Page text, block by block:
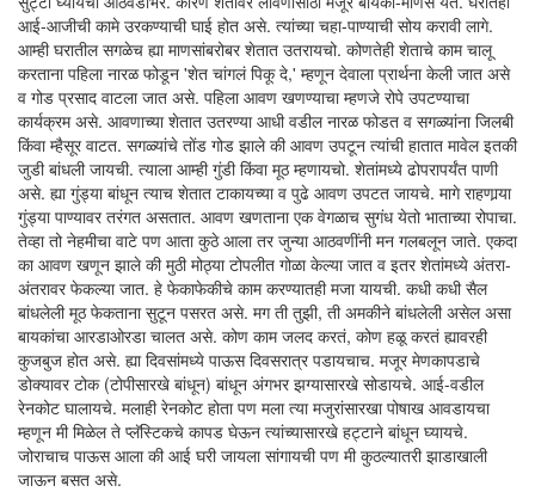
आई-आजीची कामे उरकण्याची घाई होत असे. त्यांच्या चहा-पाण्याची सोय करावी लागे.
आम्ही घरातील सगळेच ह्या माणसांबरोबर शेतात उतरायचो. कोणतेही शेताचे काम चालू
करताना पहिला नारळ फोडून 'शेत चांगलं पिकू दे,' म्हणून देवाला प्रार्थना केली जात असे
व गोड प्रसाद वाटला जात असे. पहिला आवण खणण्याचा म्हणजे रोपे उपटण्याचा
कार्यक्रम असे. आवणाच्या शेतात उतरण्या आधी वडील नारळ फोडत व सगळ्यांना जिलबी
किंवा म्हैसूर वाटत. सगळ्यांचे तोंड गोड झाले की आवण उपटून त्यांची हातात मावेल इतकी
जुडी बांधली जायची. त्याला आम्ही गुंडी किंवा मूठ म्हणायचो. शेतांमध्ये ढोपरापर्यंत पाणी
असे. ह्या गुंड्या बांधून त्याच शेतात टाकायच्या व पुढे आवण उपटत जायचे. मागे राहणार्‍या
गुंड्या पाण्यावर तरंगत असतात. आवण खणताना एक वेगळाच सुगंध येतो भाताच्या रोपाचा.
तेव्हा तो नेहमीचा वाटे पण आता कुठे आला तर जुन्या आठवणींनी मन गलबलून जाते. एकदा
का आवण खणून झाले की मुठी मोठ्या टोपलीत गोळा केल्या जात व इतर शेतांमध्ये अंतरा-
अंतरावर फेकल्या जात. हे फेकाफेकीचे काम करण्यातही मजा यायची. कधी कधी सैल
बांधलेली मूठ फेकताना सुटून पसरत असे. मग ती तुझी, ती अमकीने बांधलेली असेल असा
बायकांचा आरडाओरडा चालत असे. कोण काम जलद करतं, कोण हळू करतं ह्यावरही
कुजबुज होत असे. ह्या दिवसांमध्ये पाऊस दिवसरात्र पडायचाच. मजूर मेणकापडाचे
डोक्यावर टोक (टोपीसारखे बांधून) बांधून अंगभर झग्यासारखे सोडायचे. आई-वडील
रेनकोट घालायचे. मलाही रेनकोट होता पण मला त्या मजुरांसारखा पोषाख आवडायचा
म्हणून मी मिळेल ते प्लॅस्टिकचे कापड घेऊन त्यांच्यासारखे हट्टाने बांधून घ्यायचे.
जोराचाच पाऊस आला की आई घरी जायला सांगायची पण मी कुठल्यातरी झाडाखाली
जाऊन बसत असे.